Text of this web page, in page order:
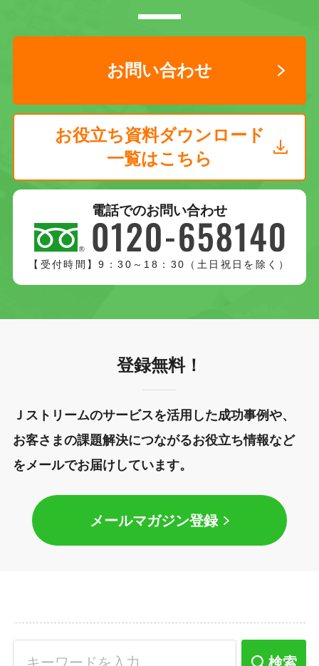
お問い合わせ
お役立ち資料ダウンロード
一覧はこちら
電話でのお問い合わせ
【受付時間】9：30～18：30（土日祝日を除く）
登録無料！
Ｊストリームのサービスを活用した成功事例や、
お客さまの課題解決につながるお役立ち情報など
をメールでお届けしています。
メールマガジン登録
検索